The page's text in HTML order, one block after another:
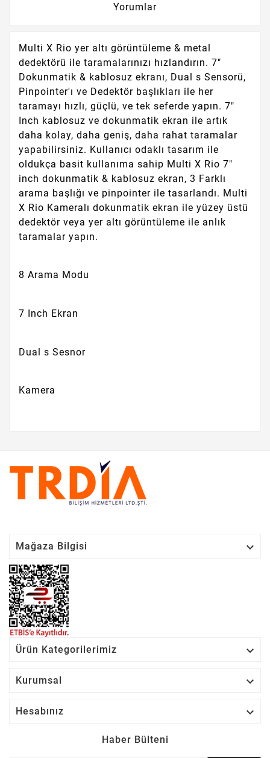
Yorumlar
Multi X Rio yer altı görüntüleme & metal
dedektörü ile taramalarınızı hızlandırın. 7"
Dokunmatik & kablosuz ekranı, Dual s Sensorü,
Pinpointer'ı ve Dedektör başlıkları ile her
taramayı hızlı, güçlü, ve tek seferde yapın. 7"
Inch kablosuz ve dokunmatik ekran ile artık
daha kolay, daha geniş, daha rahat taramalar
yapabilirsiniz. Kullanıcı odaklı tasarım ile
oldukça basit kullanıma sahip Multi X Rio 7"
inch dokunmatik & kablosuz ekran, 3 Farklı
arama başlığı ve pinpointer ile tasarlandı. Multi
X Rio Kameralı dokunmatik ekran ile yüzey üstü
dedektör veya yer altı görüntüleme ile anlık
taramalar yapın.
8 Arama Modu
7 Inch Ekran
Dual s Sesnor
Kamera
Mağaza Bilgisi 
Ürün Kategorilerimiz 
Kurumsal 
Hesabınız 
Haber Bülteni